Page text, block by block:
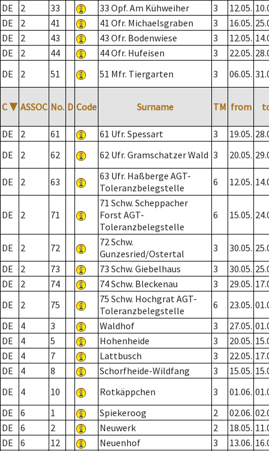
DE
2 33 33 Opf. Am Kühweiher 3 12.05.
DE
2 41 41 Ofr. Michaelsgraben 3 16.05.
DE
2 43 43 Ofr. Bodenwiese 3 12.05.
DE
2 44 44 Ofr. Hufeisen 3 22.05.
DE
2 51 51 Mfr. Tiergarten 3 06.05.
C ▼ ASSOC No. D Code Surname TM from
DE 2 61 61 Ufr. Spessart 3 19.05.
DE
2 62 62 Ufr. Gramschatzer Wald 3 20.05.
DE 2 63
63 Ufr. Haßberge AGT-
Toleranzbelegstelle
6 12.05.
DE 2 71
71 Schw. Scheppacher
Forst AGT-
Toleranzbelegstelle
6 15.05.
DE 2 72
72 Schw.
Gunzesried/Ostertal
3 30.05.
DE
2 73 73 Schw. Giebelhaus 3 30.05.
DE
2 74 74 Schw. Bleckenau 3 29.05.
DE
2 75
75 Schw. Hochgrat AGT-
Toleranzbelegstelle
6 23.05.
DE
4 3 Waldhof 3 27.05.
DE
4 5 Hohenheide 3 20.05.
DE
4 7 Lattbusch 3 22.05.
DE
4 8 Schorfheide-Wildfang 3 15.05.
DE
4 10 Rotkäppchen 3 01.06.
DE
6 1 Spiekeroog 2 02.06.
DE
6 2 Neuwerk 2 18.05.
DE
6 12 Neuenhof 3 13.06.